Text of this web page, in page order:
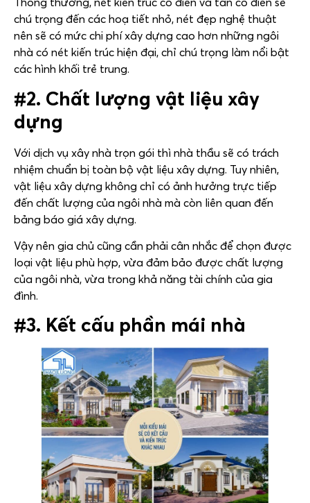
chú trọng đến các hoạ tiết nhỏ, nét đẹp nghệ thuật
nên sẽ có mức chi phí xây dựng cao hơn những ngôi
nhà có nét kiến trúc hiện đại, chỉ chú trọng làm nổi bật
các hình khối trẻ trung.
#2. Chất lượng vật liệu xây
dựng
Với dịch vụ xây nhà trọn gói thì nhà thầu sẽ có trách
nhiệm chuẩn bị toàn bộ vật liệu xây dựng. Tuy nhiên,
vật liệu xây dựng không chỉ có ảnh hưởng trực tiếp
đến chất lượng của ngôi nhà mà còn liên quan đến
bảng báo giá xây dựng.
Vậy nên gia chủ cũng cần phải cân nhắc để chọn được
loại vật liệu phù hợp, vừa đảm bảo được chất lượng
của ngôi nhà, vừa trong khả năng tài chính của gia
đình.
#3. Kết cấu phần mái nhà